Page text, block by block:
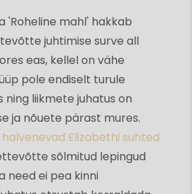
'Roheline mahl' hakkab
juhtimise surve all
eas, kellel on vähe
pole endiselt turule
ning liikmete juhatus on
ja nõuete pärast mures.
Elizabethi suhted
sõlmitud lepingud
need ei pea kinni